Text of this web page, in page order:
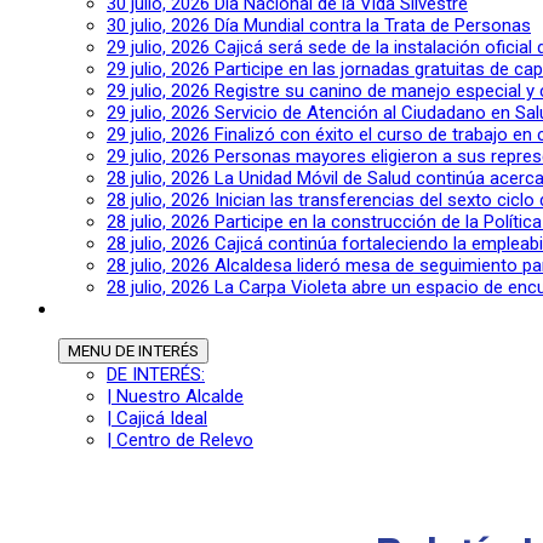
30 julio, 2026 Día Mundial contra la Trata de Personas
29 julio, 2026 Cajicá será sede de la instalación
29 julio, 2026 Participe en las jornadas gratuitas de
29 julio, 2026 Registre su canino de manejo especial
29 julio, 2026 Servicio de Atención al Ciudadano en
29 julio, 2026 Finalizó con éxito el curso de trabajo en
29 julio, 2026 Personas mayores eligieron a sus
28 julio, 2026 La Unidad Móvil de Salud continúa
28 julio, 2026 Inician las transferencias del sexto ciclo
28 julio, 2026 Participe en la construcción de la
28 julio, 2026 Cajicá continúa fortaleciendo la
28 julio, 2026 Alcaldesa lideró mesa de seguimiento
28 julio, 2026 La Carpa Violeta abre un espacio de
MENU DE INTERÉS
DE INTERÉS:
| Nuestro Alcalde
| Cajicá Ideal
| Centro de Relevo